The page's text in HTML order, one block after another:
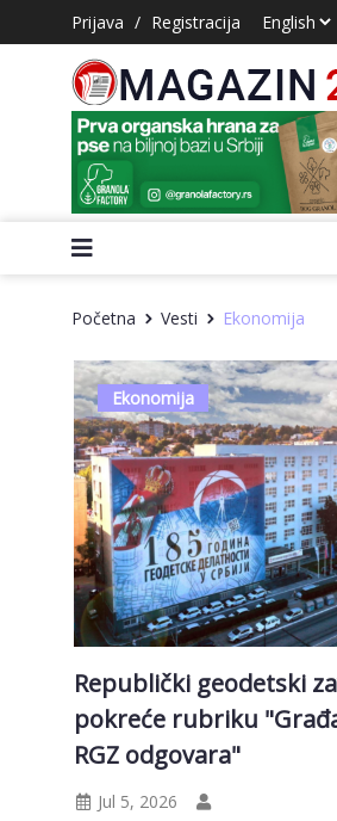
Prijava / Registracija
Početna Vesti Ekonomija
Ekonomija
Republički geodetski
pokreće rubriku
RGZ odgovara"
Jul 5, 2026